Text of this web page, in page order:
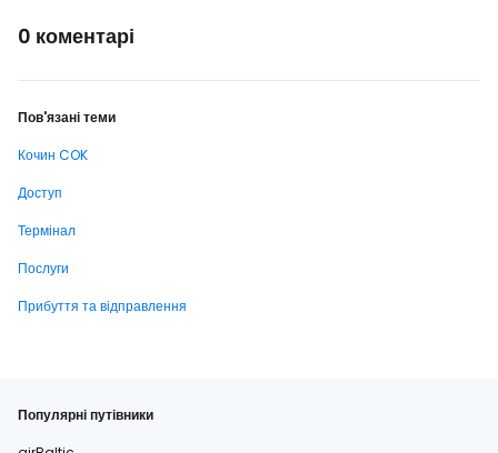
0 коментарі
Пов'язані теми
Кочин COK
Доступ
Термінал
Послуги
Прибуття та відправлення
Популярні путівники